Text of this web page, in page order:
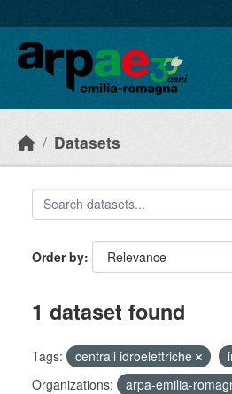
Datasets
Order by
1 dataset found
Tags: centrali idroelettriche
Organizations:
arpa-emilia-